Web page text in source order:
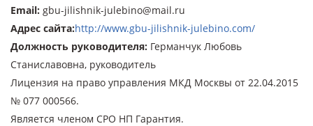
Email: gbu-jilishnik-julebino@mail.ru
Адрес сайта:http://www.gbu-jilishnik-julebino.com/
Должность руководителя: Германчук Любовь
Станиславовна, руководитель
Лицензия на право управления МКД Москвы от 22.04.2015
№ 077 000566.
Является членом СРО НП Гарантия.